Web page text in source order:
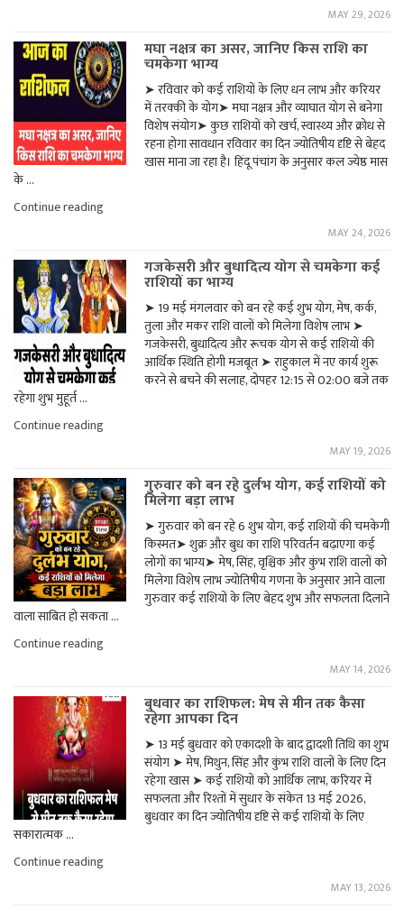
का
भविष्य"
और
शिव
योग
का
महासंयोग,
इनकी
चमकेगी
किस्‍मत"
MAY 29, 2026
मघा नक्षत्र का असर, जानिए किस राशि का
चमकेगा भाग्य
➤ रविवार को कई राशियों के लिए धन लाभ और करियर
में तरक्की के योग➤ मघा नक्षत्र और व्याघात योग से बनेगा
विशेष संयोग➤ कुछ राशियों को खर्च, स्वास्थ्य और क्रोध से
रहना होगा सावधान रविवार का दिन ज्योतिषीय दृष्टि से बेहद
खास माना जा रहा है। हिंदू पंचांग के अनुसार कल ज्येष्ठ मास
के …
Continue reading"मघा
जानिए
किस
राशि
का
चमकेगा
भाग्य"
MAY 24, 2026
गजकेसरी और बुधादित्य योग से चमकेगा कई
राशियों का भाग्य
➤ 19 मई मंगलवार को बन रहे कई शुभ योग, मेष, कर्क,
तुला और मकर राशि वालों को मिलेगा विशेष लाभ ➤
गजकेसरी, बुधादित्य और रूचक योग से कई राशियों की
आर्थिक स्थिति होगी मजबूत ➤ राहुकाल में नए कार्य शुरू
करने से बचने की सलाह, दोपहर 12:15 से 02:00 बजे तक
रहेगा शुभ मुहूर्त …
Continue reading"गजकेसरी
से
चमकेगा
कई
राशियों
का
भाग्य"
MAY 19, 2026
गुरुवार को बन रहे दुर्लभ योग, कई राशियों को
मिलेगा बड़ा लाभ
➤ गुरुवार को बन रहे 6 शुभ योग, कई राशियों की चमकेगी
किस्मत➤ शुक्र और बुध का राशि परिवर्तन बढ़ाएगा कई
लोगों का भाग्य➤ मेष, सिंह, वृश्चिक और कुंभ राशि वालों को
मिलेगा विशेष लाभ ज्योतिषीय गणना के अनुसार आने वाला
गुरुवार कई राशियों के लिए बेहद शुभ और सफलता दिलाने
वाला साबित हो सकता …
Continue reading"गुरुवार
दुर्लभ
योग,
कई
को
मिलेगा
बड़ा
लाभ"
MAY 14, 2026
बुधवार का राशिफल: मेष से मीन तक कैसा
रहेगा आपका दिन
➤ 13 मई बुधवार को एकादशी के बाद द्वादशी तिथि का शुभ
संयोग ➤ मेष, मिथुन, सिंह और कुंभ राशि वालों के लिए दिन
रहेगा खास ➤ कई राशियों को आर्थिक लाभ, करियर में
सफलता और रिश्तों में सुधार के संकेत 13 मई 2026,
बुधवार का दिन ज्योतिषीय दृष्टि से कई राशियों के लिए
सकारात्मक …
Continue reading"बुधवार
MAY 13, 2026